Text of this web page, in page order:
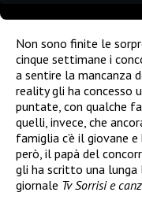
Non sono finite le
cinque settimane i
a sentire la mancanza
reality gli ha concesso
puntate, con qualche
quelli, invece, che
famiglia c’è il giovane
però, il papà del
gli ha scritto una
giornale Tv Sorrisi e